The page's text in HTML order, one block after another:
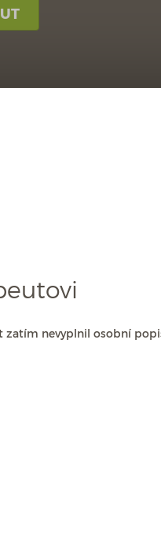
zatím nevyplnil osobní